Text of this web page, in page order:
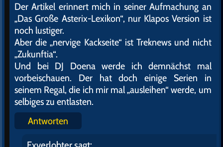
Der Artikel erinnert mich in seiner Aufmachung an
„Das Große Asterix-Lexikon“, nur Klapos Version ist
noch lustiger.
Aber die „nervige Kackseite“ ist Treknews und nicht
„Zukunftia“.
Und bei DJ Doena werde ich demnächst mal
vorbeischauen. Der hat doch einige Serien in
seinem Regal, die ich mir mal „ausleihen“ werde, um
selbiges zu entlasten.
Antworten